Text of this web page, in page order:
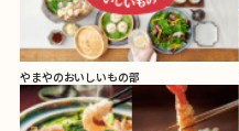
やまやのおいしいもの部